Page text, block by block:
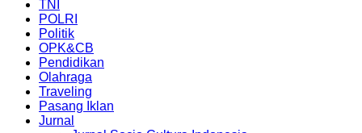
TNI
POLRI
Politik
OPK&CB
Pendidikan
Olahraga
Traveling
Pasang Iklan
Jurnal